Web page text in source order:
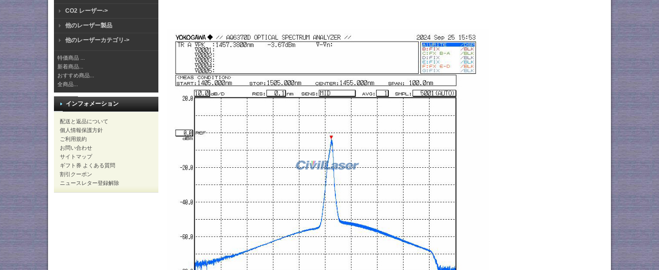
CO2 レーザー->
他のレーザー製品
他のレーザーカテゴリ->
特価商品 ...
新着商品...
おすすめ商品...
全商品...
インフォメーション
配送と返品について
個人情報保護方針
ご利用規約
お問い合わせ
サイトマップ
ギフト券 よくある質問
割引クーポン
ニュースレター登録解除